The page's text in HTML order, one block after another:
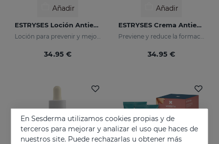
Añadir
ESTRYSES Loción Antiestrías
Loción para prevenir y mejorar las estrías
34.95 €
Añadir
ESTRYSES Crema Antiestrías
Previene y reduce la formación de estrías. Aumenta la elasticidad y ﬂexibilidad de la piel. Reaﬁrmante.
34.95 €
En Sesderma utilizamos cookies propias y de
terceros para mejorar y analizar el uso que haces de
nuestros site. Puede rechazarlas u obtener más